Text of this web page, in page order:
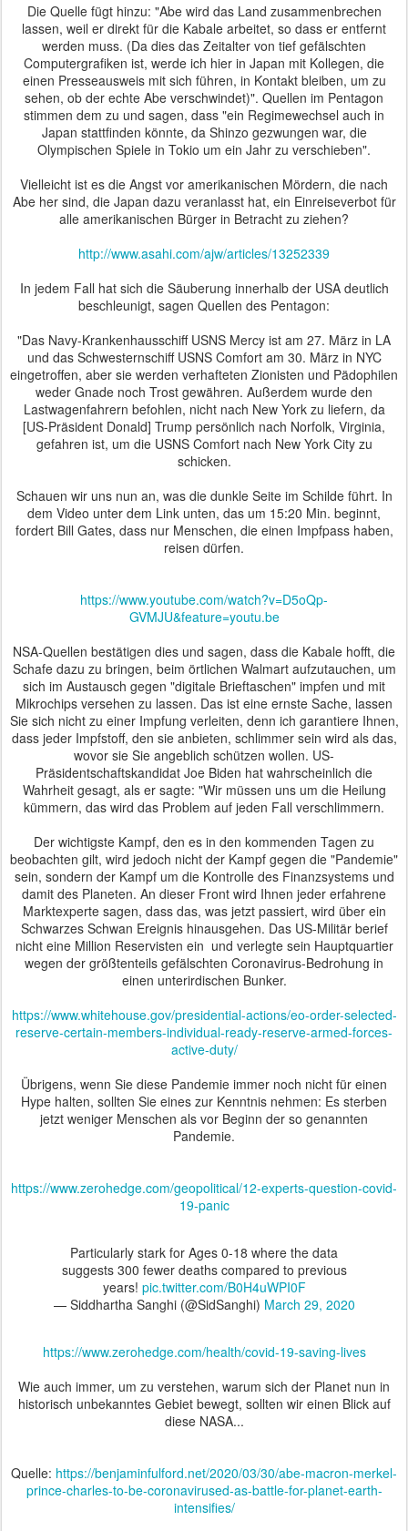
Die Quelle fügt hinzu: "Abe wird das Land zusammenbrechen
lassen, weil er direkt für die Kabale arbeitet, so dass er entfernt
werden muss. (Da dies das Zeitalter von tief gefälschten
Computergrafiken ist, werde ich hier in Japan mit Kollegen, die
einen Presseausweis mit sich führen, in Kontakt bleiben, um zu
sehen, ob der echte Abe verschwindet)". Quellen im Pentagon
stimmen dem zu und sagen, dass "ein Regimewechsel auch in
Japan stattfinden könnte, da Shinzo gezwungen war, die
Olympischen Spiele in Tokio um ein Jahr zu verschieben".
Vielleicht ist es die Angst vor amerikanischen Mördern, die nach
Abe her sind, die Japan dazu veranlasst hat, ein Einreiseverbot für
alle amerikanischen Bürger in Betracht zu ziehen?
http://www.asahi.com/ajw/articles/13252339
In jedem Fall hat sich die Säuberung innerhalb der USA deutlich
beschleunigt, sagen Quellen des Pentagon:
"Das Navy-Krankenhausschiff USNS Mercy ist am 27. März in LA
und das Schwesternschiff USNS Comfort am 30. März in NYC
eingetroffen, aber sie werden verhafteten Zionisten und Pädophilen
weder Gnade noch Trost gewähren. Außerdem wurde den
Lastwagenfahrern befohlen, nicht nach New York zu liefern, da
[US-Präsident Donald] Trump persönlich nach Norfolk, Virginia,
gefahren ist, um die USNS Comfort nach New York City zu
schicken.
Schauen wir uns nun an, was die dunkle Seite im Schilde führt. In
dem Video unter dem Link unten, das um 15:20 Min. beginnt,
fordert Bill Gates, dass nur Menschen, die einen Impfpass haben,
reisen dürfen.
https://www.youtube.com/watch?v=D5oQp-
GVMJU&feature=youtu.be
NSA-Quellen bestätigen dies und sagen, dass die Kabale hofft, die
Schafe dazu zu bringen, beim örtlichen Walmart aufzutauchen, um
sich im Austausch gegen "digitale Brieftaschen" impfen und mit
Mikrochips versehen zu lassen. Das ist eine ernste Sache, lassen
Sie sich nicht zu einer Impfung verleiten, denn ich garantiere Ihnen,
dass jeder Impfstoff, den sie anbieten, schlimmer sein wird als das,
wovor sie Sie angeblich schützen wollen. US-
Präsidentschaftskandidat Joe Biden hat wahrscheinlich die
Wahrheit gesagt, als er sagte: "Wir müssen uns um die Heilung
kümmern, das wird das Problem auf jeden Fall verschlimmern.
Der wichtigste Kampf, den es in den kommenden Tagen zu
beobachten gilt, wird jedoch nicht der Kampf gegen die "Pandemie"
sein, sondern der Kampf um die Kontrolle des Finanzsystems und
damit des Planeten. An dieser Front wird Ihnen jeder erfahrene
Marktexperte sagen, dass das, was jetzt passiert, wird über ein
Schwarzes Schwan Ereignis hinausgehen. Das US-Militär berief
nicht eine Million Reservisten ein und verlegte sein Hauptquartier
wegen der größtenteils gefälschten Coronavirus-Bedrohung in
einen unterirdischen Bunker.
https://www.whitehouse.gov/presidential-actions/eo-order-selected-
reserve-certain-members-individual-ready-reserve-armed-forces-
active-duty/
Übrigens, wenn Sie diese Pandemie immer noch nicht für einen
Hype halten, sollten Sie eines zur Kenntnis nehmen: Es sterben
jetzt weniger Menschen als vor Beginn der so genannten
Pandemie.
https://www.zerohedge.com/geopolitical/12-experts-question-covid-
19-panic
Particularly stark for Ages 0-18 where the data
suggests 300 fewer deaths compared to previous
years! pic.twitter.com/B0H4uWPI0F
— Siddhartha Sanghi (@SidSanghi) March 29, 2020
https://www.zerohedge.com/health/covid-19-saving-lives
Wie auch immer, um zu verstehen, warum sich der Planet nun in
historisch unbekanntes Gebiet bewegt, sollten wir einen Blick auf
diese NASA...
Quelle: https://benjaminfulford.net/2020/03/30/abe-macron-merkel-
prince-charles-to-be-coronavirused-as-battle-for-planet-earth-
intensifies/